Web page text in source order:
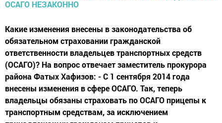
Какие изменения внесены в законодательства об
обязательном страховании гражданской
ответственности владельцев транспортных средств
(ОСАГО)? На вопрос отвечает заместитель прокурора
района Фатых Хафизов: - С 1 сентября 2014 года
внесены изменения в сфере ОСАГО. Так, теперь
владельцы обязаны страховать по ОСАГО прицепы к
транспортным средствам, за исключением